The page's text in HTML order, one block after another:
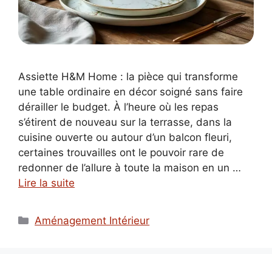
Assiette H&M Home : la pièce qui transforme
une table ordinaire en décor soigné sans faire
dérailler le budget. À l’heure où les repas
s’étirent de nouveau sur la terrasse, dans la
cuisine ouverte ou autour d’un balcon fleuri,
certaines trouvailles ont le pouvoir rare de
redonner de l’allure à toute la maison en un …
Lire la suite
Catégories
Aménagement Intérieur